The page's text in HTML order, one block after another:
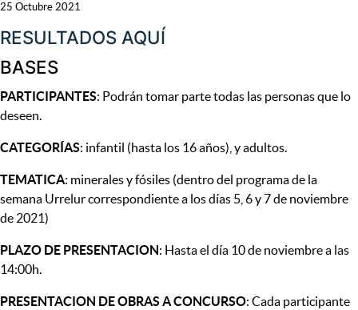
25 Octubre 2021
RESULTADOS AQUÍ
BASES
PARTICIPANTES: Podrán tomar parte todas las personas que lo
deseen.
CATEGORÍAS: infantil (hasta los 16 años), y adultos.
TEMATICA: minerales y fósiles (dentro del programa de la
semana Urrelur correspondiente a los días 5, 6 y 7 de noviembre
de 2021)
PLAZO DE PRESENTACION : Hasta el día 10 de noviembre a las
14:00h.
PRESENTACION DE OBRAS A CONCURSO: Cada participante